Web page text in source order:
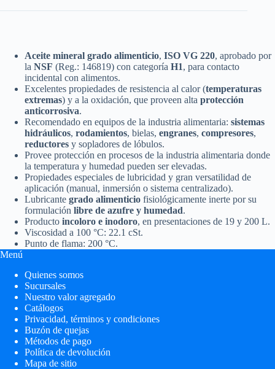
Aceite mineral grado alimenticio, ISO VG 220, aprobado por
la NSF (Reg.: 146819) con categoría H1, para contacto
incidental con alimentos.
Excelentes propiedades de resistencia al calor (temperaturas
extremas) y a la oxidación, que proveen alta protección
anticorrosiva.
Recomendado en equipos de la industria alimentaria: sistemas
hidráulicos, rodamientos, bielas, engranes, compresores,
reductores y sopladores de lóbulos.
Provee protección en procesos de la industria alimentaria donde
la temperatura y humedad pueden ser elevadas.
Propiedades especiales de lubricidad y gran versatilidad de
aplicación (manual, inmersión o sistema centralizado).
Lubricante grado alimenticio fisiológicamente inerte por su
formulación libre de azufre y humedad.
Producto incoloro e inodoro, en presentaciones de 19 y 200 L.
Viscosidad a 100 °C: 22.1 cSt.
Punto de flama: 200 °C.
Menú
Quienes somos
Sucursales
Nuestro valor agregado
Catálogos
Privacidad, términos y condiciones
Buzón de quejas
Métodos de pago
Política de devolución
Mapa de sitio